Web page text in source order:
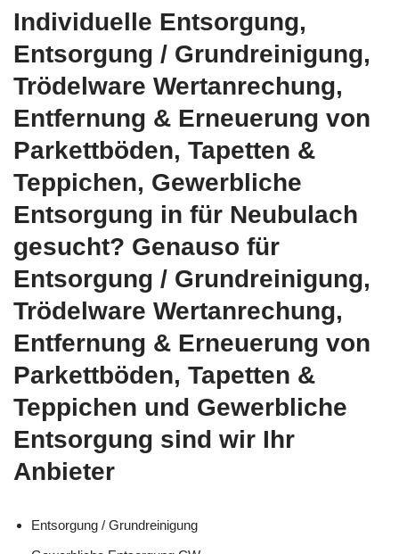
Individuelle Entsorgung,
Entsorgung / Grundreinigung,
Trödelware Wertanrechung,
Entfernung & Erneuerung von
Parkettböden, Tapetten &
Teppichen, Gewerbliche
Entsorgung in für Neubulach
gesucht? Genauso für
Entsorgung / Grundreinigung,
Trödelware Wertanrechung,
Entfernung & Erneuerung von
Parkettböden, Tapetten &
Teppichen und Gewerbliche
Entsorgung sind wir Ihr
Anbieter
Entsorgung / Grundreinigung